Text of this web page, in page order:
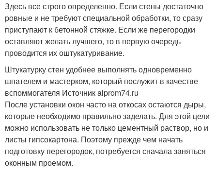
Здесь все строго определенно. Если стены достаточно
ровные и не требуют специальной обработки, то сразу
приступают к бетонной стяжке. Если же перегородки
оставляют желать лучшего, то в первую очередь
проводится их оштукатуривание.
Штукатурку стен удобнее выполнять одновременно
шпателем и мастерком, который послужит в качестве
вспоммогателя Источник alprom74.ru
После установки окон часто на откосах остаются дыры,
которые необходимо правильно заделать. Для этой цели
можно использовать не только цементный раствор, но и
листы гипсокартона. Поэтому прежде чем начать
подготовку перегородок, потребуется сначала заняться
оконным проемом.